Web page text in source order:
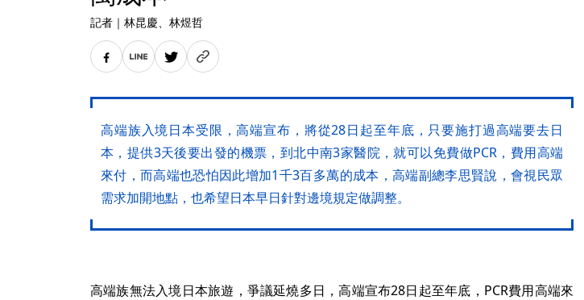
記者 ｜ 林昆慶、林煜哲
高端族入境日本受限，高端宣布，將從28日起至年底，只要施打過高端要去日
本，提供3天後要出發的機票，到北中南3家醫院，就可以免費做PCR，費用高端
來付，而高端也恐怕因此增加1千3百多萬的成本，高端副總李思賢說，會視民眾
需求加開地點，也希望日本早日針對邊境規定做調整。
高端族無法入境日本旅遊，爭議延燒多日，高端宣布28日起至年底，PCR費用高端來